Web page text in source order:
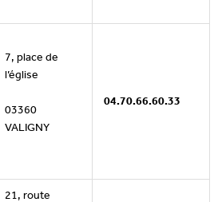
7, place de
l’église
03360
VALIGNY
04.70.66.60.33
21, route